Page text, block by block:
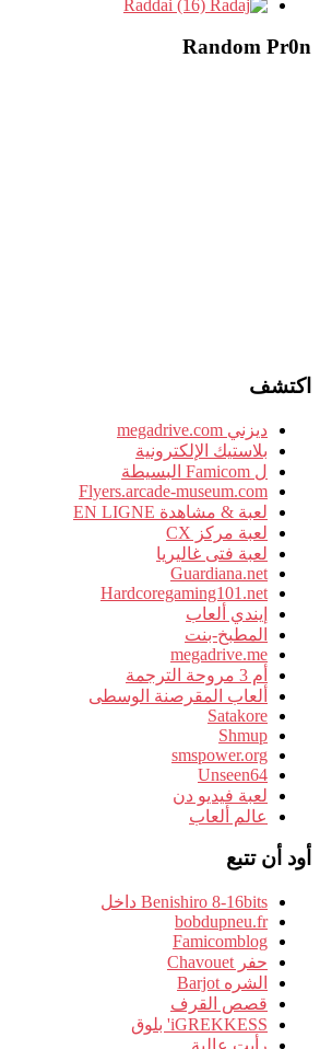
Random Pr0n
اكتشف
ديزني megadrive.com
بلاستيك الإلكترونية
ل Famicom البسيطة
Flyers.arcade-museum.com
لعبة & مشاهدة EN LIGNE
لعبة مركز CX
لعبة فتى غاليريا
Guardiana.net
Hardcoregaming101.net
إيندي ألعاب
المطبخ-بنت
megadrive.me
أم 3 مروحة الترجمة
ألعاب المقرصنة الوسطى
Satakore
Shmup
smspower.org
Unseen64
لعبة فيديو دن
عالم ألعاب
أود أن تتبع
Benishiro 8-16bits داخل
bobdupneu.fr
Famicomblog
حفر Chavouet
الشره Barjot
قصص القرف
iGREKKESS' بلوق
رأيت عالية